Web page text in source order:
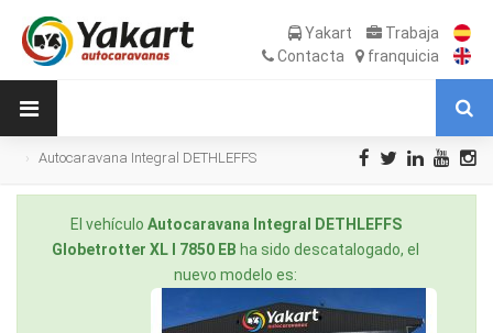
Yakart
Trabaja
Contacta
franquicia
Autocaravana Integral DETHLEFFS
El vehículo Autocaravana Integral DETHLEFFS
Globetrotter XL I 7850 EB ha sido descatalogado, el
nuevo modelo es: